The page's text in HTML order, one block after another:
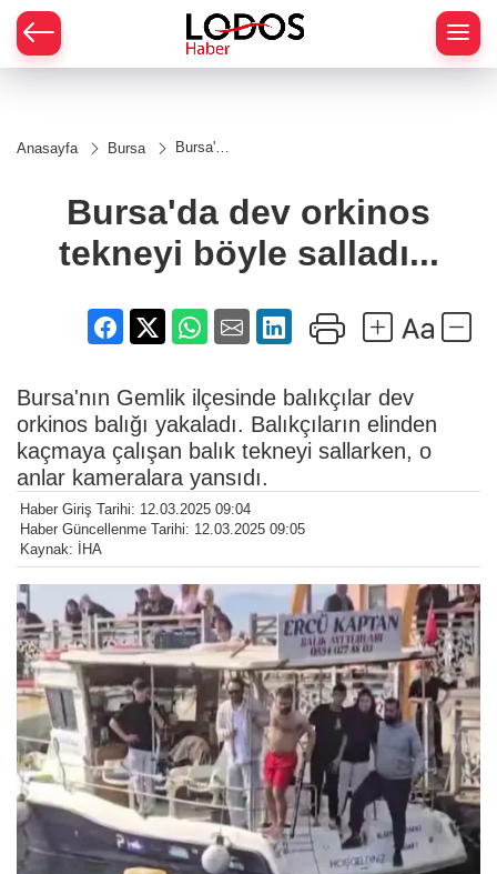
Anasayfa Bursa
Bursa'da
tekneyi
böyle
Bursa'da dev orkinos
tekneyi böyle salladı...
Bursa'nın Gemlik ilçesinde balıkçılar dev
orkinos balığı yakaladı. Balıkçıların elinden
kaçmaya çalışan balık tekneyi sallarken, o
anlar kameralara yansıdı.
Haber Giriş Tarihi: 12.03.2025 09:04
Haber Güncellenme Tarihi: 12.03.2025 09:05
Kaynak: İHA